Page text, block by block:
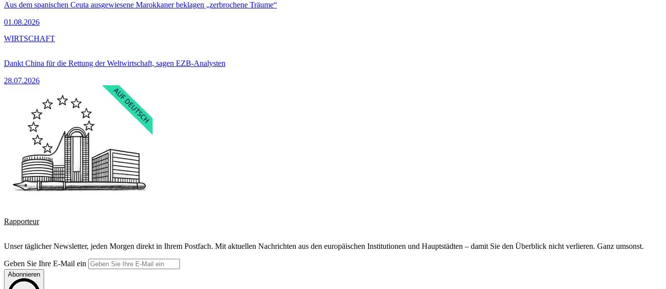
Aus dem spanischen Ceuta ausgewiesene Marokkaner beklagen „zerbrochene Träume“
01.08.2026
Dankt China für die Rettung der Weltwirtschaft, sagen EZB-Analysten
28.07.2026
WIRTSCHAFT
Rapporteur
Unser täglicher Newsletter, jeden Morgen direkt in Ihrem Postfach. Mit aktuellen Nachrichten aus den europäischen Institutionen und Hauptstädten – damit Sie den Überblick nicht verlieren. Ganz umsonst.
Geben Sie Ihre E-Mail ein
Abonnieren